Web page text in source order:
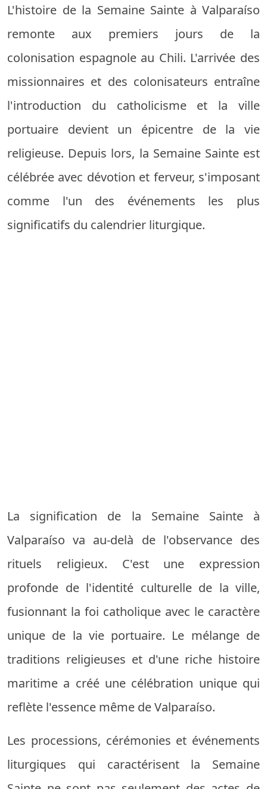
L'histoire de la Semaine Sainte à Valparaíso
remonte aux premiers jours de la
colonisation espagnole au Chili. L'arrivée des
missionnaires et des colonisateurs entraîne
l'introduction du catholicisme et la ville
portuaire devient un épicentre de la vie
religieuse. Depuis lors, la Semaine Sainte est
célébrée avec dévotion et ferveur, s'imposant
comme l'un des événements les plus
significatifs du calendrier liturgique.
La signification de la Semaine Sainte à
Valparaíso va au-delà de l'observance des
rituels religieux. C'est une expression
profonde de l'identité culturelle de la ville,
fusionnant la foi catholique avec le caractère
unique de la vie portuaire. Le mélange de
traditions religieuses et d'une riche histoire
maritime a créé une célébration unique qui
reflète l'essence même de Valparaíso.
Les processions, cérémonies et événements
liturgiques qui caractérisent la Semaine